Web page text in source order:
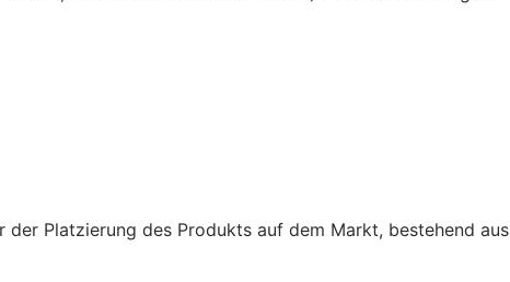
Platzierung des Produkts auf dem Markt, bestehend aus